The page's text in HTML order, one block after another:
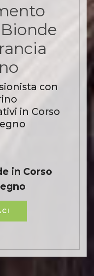
con
in Corso
in Corso